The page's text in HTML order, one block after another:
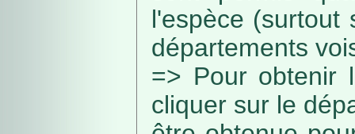
l'espèce (surtout
départements
=> Pour obtenir
cliquer sur le